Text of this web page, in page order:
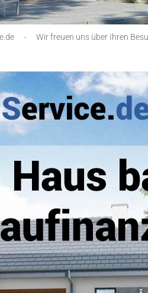
- Wir freuen uns über Ihren